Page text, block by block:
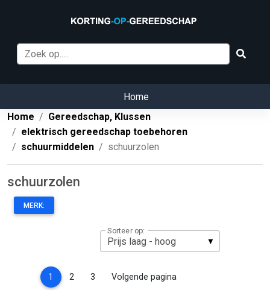
Home
Home
Gereedschap, Klussen
elektrisch gereedschap toebehoren
schuurmiddelen
schuurzolen
schuurzolen
MERK:
Sorteer op:
1 (current)
2 3 Volgende pagina